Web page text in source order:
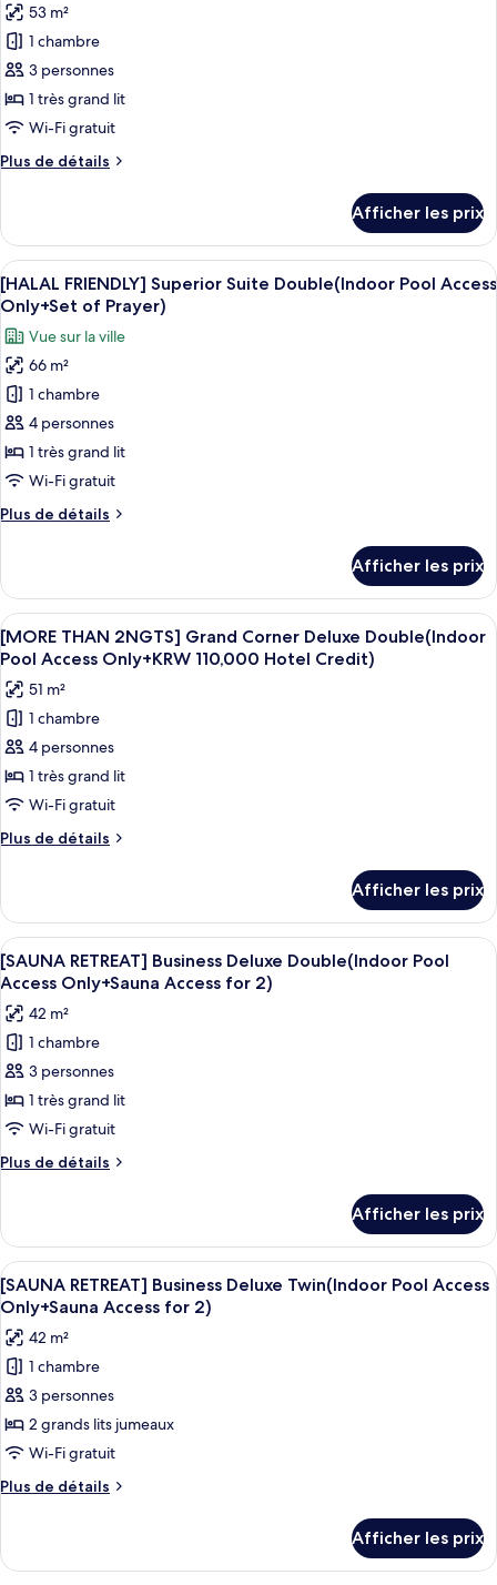
Pool
Access
Only+Set
of
Prayer)
Twin(Indoor
Pool
Access
Only+Set
of
photos
pour
ce
type
de
chambre :
[HALAL
Executive
Grand
Deluxe
Double(Indoor
Pool
Access
Only+Set
of
Prayer)
53 m²
1 chambre
3 personnes
1 très grand lit
Wi-Fi gratuit
Plus de détails
Plus
[HALAL
FRIENDLY]
Executive
Grand
Deluxe
Double(Indoor
Pool
Access
Only+Set
of
Afficher les prix
Afficher
toutes
les
photos
pour
ce
type
de
chambre :
FRIENDLY]
Double(Indoor
Pool
Access
Only+Set
of
Prayer)
Un livre dont la couverture sombre
5
[HALAL FRIENDLY] Superior Suite Double(Indoor Pool Access
Only+Set of Prayer)
Vue sur la ville
66 m²
1 chambre
4 personnes
1 très grand lit
Wi-Fi gratuit
Plus de détails
Plus
[HALAL
FRIENDLY]
Superior
Suite
Pool
Access
Only+Set
of
Prayer)
Afficher les prix
Afficher
toutes
les
photos
pour
ce
type
de
chambre :
[MORE
2NGTS]
Grand
Corner
Deluxe
Double(Indoor
Pool
Access
Only+KRW
110,000
Hotel
Credit)
Une chambre d’hôtel avec un lit, un
3
[MORE THAN 2NGTS] Grand Corner Deluxe Double(Indoor
Pool Access Only+KRW 110,000 Hotel Credit)
51 m²
1 chambre
4 personnes
1 très grand lit
Wi-Fi gratuit
Plus de détails
Plus
[MORE
THAN
2NGTS]
Grand
Deluxe
Double(Indoor
Pool
Access
Only+KRW
Hotel
Credit)
Afficher les prix
Afficher
toutes
les
photos
pour
ce
type
de
chambre :
[SAUNA
Business
Deluxe
Double(Indoor
Pool
Access
Only+Sauna
Access
for
2)
Literie de qualité, couette en duvet,
5
[SAUNA RETREAT] Business Deluxe Double(Indoor Pool
Access Only+Sauna Access for 2)
42 m²
1 chambre
3 personnes
1 très grand lit
Wi-Fi gratuit
Plus de détails
Plus
[SAUNA
RETREAT]
Business
Deluxe
Double(Indoor
Pool
Access
Only+Sauna
Access
for
Afficher les prix
Afficher
toutes
les
photos
pour
ce
type
de
chambre :
[SAUNA
Business
Deluxe
Literie de qualité, couette en duvet,
4
[SAUNA RETREAT] Business Deluxe Twin(Indoor Pool Access
Only+Sauna Access for 2)
42 m²
1 chambre
3 personnes
2 grands lits jumeaux
Wi-Fi gratuit
Plus de détails
Plus
[SAUNA
Afficher les prix